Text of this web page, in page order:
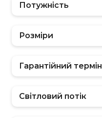
Потужність
Розміри
Гарантійний термін
Світловий потік